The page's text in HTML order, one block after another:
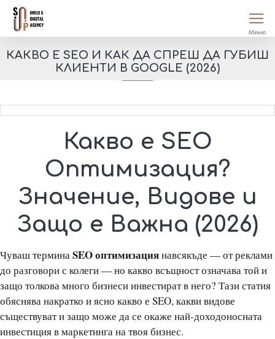
КАКВО Е SEO И КАК ДА СПРЕШ ДА ГУБИШ
КЛИЕНТИ В GOOGLE (2026)
Какво е SEO
Оптимизация?
Значение, Видове и
Защо е Важна (2026)
Чуваш терминаSEO оптимизациянавсякъде — от реклами
до разговори с колеги — но какво всъщност означава той и
защо толкова много бизнеси инвестират в него? Тази статия
обяснява накратко и ясно какво е SEO, какви видове
съществуват и защо може да се окаже най-доходоносната
инвестиция в маркетинга на твоя бизнес.